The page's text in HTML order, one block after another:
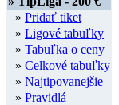
» Pridať tiket
» Ligové tabuľky
» Tabuľka o ceny
» Celkové tabuľky
» Najtipovanejšie
» Pravidlá